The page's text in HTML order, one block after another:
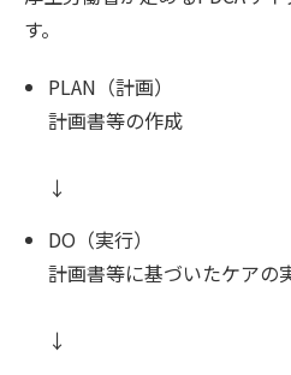
す。
PLAN（計画）
計画書等の作成
↓
DO（実行）
計画書等に基づいたケアの
↓